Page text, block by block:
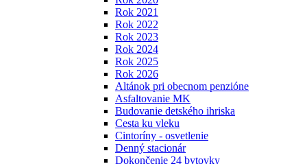
Rok 2021
Rok 2022
Rok 2023
Rok 2024
Rok 2025
Rok 2026
Altánok pri obecnom penzióne
Asfaltovanie MK
Budovanie detského ihriska
Cesta ku vleku
Cintoríny - osvetlenie
Denný stacionár
Dokončenie 24 bytovky